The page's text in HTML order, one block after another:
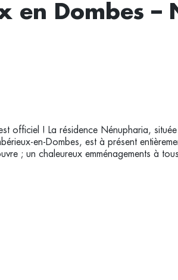
en Dombes –
officiel ! La résidence Nénupharia,
en-Dombes, est à présent
; un chaleureux emménagements à